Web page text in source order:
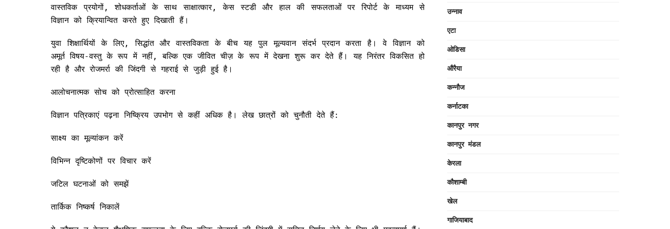
वास्तविक प्रयोगों, शोधकर्ताओं के साथ साक्षात्कार, केस स्टडी और हाल की सफलताओं पर रिपोर्ट के माध्यम से
विज्ञान को क्रियान्वित करते हुए दिखाती हैं।
युवा शिक्षार्थियों के लिए, सिद्धांत और वास्तविकता के बीच यह पुल मूल्यवान संदर्भ प्रदान करता है। वे विज्ञान को
अमूर्त विषय-वस्तु के रूप में नहीं, बल्कि एक जीवित चीज़ के रूप में देखना शुरू कर देते हैं। यह निरंतर विकसित हो
रही है और रोजमर्रा की जिंदगी से गहराई से जुड़ी हुई है।
आलोचनात्मक सोच को प्रोत्साहित करना
विज्ञान पत्रिकाएं पढ़ना निष्क्रिय उपभोग से कहीं अधिक है। लेख छात्रों को चुनौती देते हैं:
साक्ष्य का मूल्यांकन करें
विभिन्न दृष्टिकोणों पर विचार करें
जटिल घटनाओं को समझें
तार्किक निष्कर्ष निकालें
उन्नाव
एटा
ओडिसा
औरैया
कन्नौज
कर्नाटका
कानपुर नगर
कानपुर मंडल
केरला
कौशाम्बी
खेल
गाजियाबाद